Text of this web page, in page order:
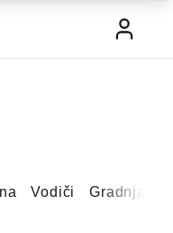
Vodiči Gradnja